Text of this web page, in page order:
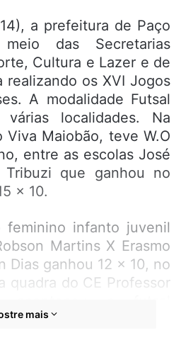
a prefeitura de Paço
das Secretarias
Cultura e Lazer e de
realizando os XVI Jogos
A modalidade Futsal
localidades. Na
Viva Maiobão, teve W.O
entre as escolas José
Tribuzi que ganhou no
x 10.
infanto juvenil
Martins X Erasmo
Dias ganhou 12 x 10, no
quadra do CE Professor
entre as escolas
mais